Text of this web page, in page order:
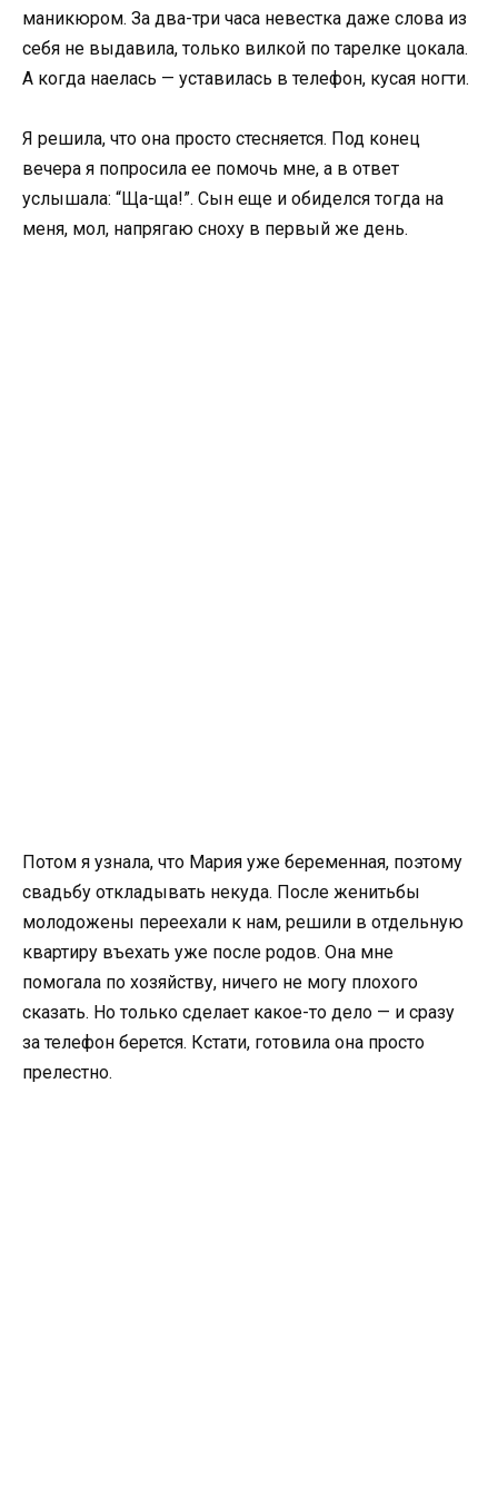
маникюром. За два-три часа невестка даже слова из
себя не выдавила, только вилкой по тарелке цокала.
А когда наелась — уставилась в телефон, кусая ногти.
Я решила, что она просто стесняется. Под конец
вечера я попросила ее помочь мне, а в ответ
услышала: “Ща-ща!”. Сын еще и обиделся тогда на
меня, мол, напрягаю сноху в первый же день.
Потом я узнала, что Мария уже беременная, поэтому
свадьбу откладывать некуда. После женитьбы
молодожены переехали к нам, решили в отдельную
квартиру въехать уже после родов. Она мне
помогала по хозяйству, ничего не могу плохого
сказать. Но только сделает какое-то дело — и сразу
за телефон берется. Кстати, готовила она просто
прелестно.